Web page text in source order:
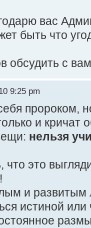
вас
быть что
обсудить с
9:25 pm
пророком,
и кричат
нельзя
это
и
истиной